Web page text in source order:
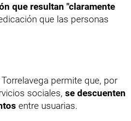
que resultan "claramente
que las personas
permite que, por
sociales, se descuenten
entre usuarias.